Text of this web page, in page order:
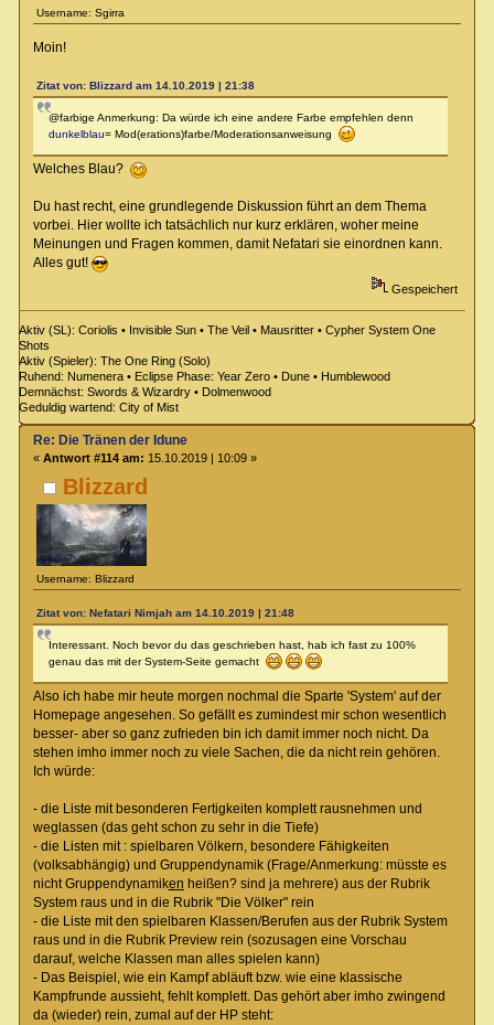
Username: Sgirra
Moin!
Zitat von: Blizzard am 14.10.2019 | 21:38
@farbige Anmerkung: Da würde ich eine andere Farbe empfehlen denn
dunkelblau= Mod(erations)farbe/Moderationsanweisung
Welches Blau?
Du hast recht, eine grundlegende Diskussion führt an dem Thema
vorbei. Hier wollte ich tatsächlich nur kurz erklären, woher meine
Meinungen und Fragen kommen, damit Nefatari sie einordnen kann.
Alles gut!
Gespeichert
Aktiv (SL): Coriolis • Invisible Sun • The Veil • Mausritter • Cypher System One
Shots
Aktiv (Spieler): The One Ring (Solo)
Ruhend: Numenera • Eclipse Phase: Year Zero • Dune • Humblewood
Demnächst: Swords & Wizardry • Dolmenwood
Geduldig wartend: City of Mist
Blizzard
Username: Blizzard
Re: Die Tränen der Idune
« Antwort #114 am: 15.10.2019 | 10:09 »
Zitat von: Nefatari Nimjah am 14.10.2019 | 21:48
Interessant. Noch bevor du das geschrieben hast, hab ich fast zu 100%
genau das mit der System-Seite gemacht
Also ich habe mir heute morgen nochmal die Sparte 'System' auf der
Homepage angesehen. So gefällt es zumindest mir schon wesentlich
besser- aber so ganz zufrieden bin ich damit immer noch nicht. Da
stehen imho immer noch zu viele Sachen, die da nicht rein gehören.
Ich würde:
- die Liste mit besonderen Fertigkeiten komplett rausnehmen und
weglassen (das geht schon zu sehr in die Tiefe)
- die Listen mit : spielbaren Völkern, besondere Fähigkeiten
(volksabhängig) und Gruppendynamik (Frage/Anmerkung: müsste es
nicht Gruppendynamiken heißen? sind ja mehrere) aus der Rubrik
System raus und in die Rubrik "Die Völker" rein
- die Liste mit den spielbaren Klassen/Berufen aus der Rubrik System
raus und in die Rubrik Preview rein (sozusagen eine Vorschau
darauf, welche Klassen man alles spielen kann)
- Das Beispiel, wie ein Kampf abläuft bzw. wie eine klassische
Kampfrunde aussieht, fehlt komplett. Das gehört aber imho zwingend
da (wieder) rein, zumal auf der HP steht: